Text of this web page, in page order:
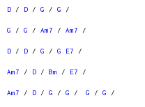
D / D / G / G /
G / G / Am7 / Am7 /
D / D / G / G E7 /
Am7 / D / Bm / E7 /
Am7 / D / G / G / G / G /